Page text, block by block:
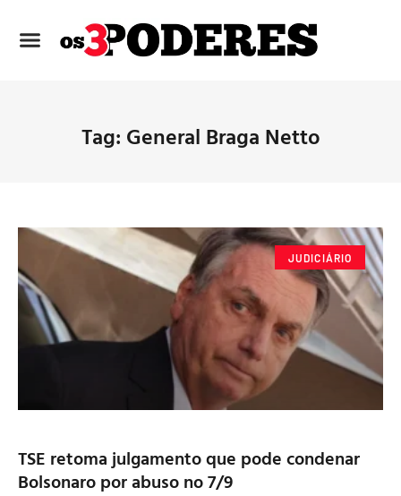
Tag: General Braga Netto
JUDICIÁRIO
TSE retoma julgamento que pode condenar
Bolsonaro por abuso no 7/9